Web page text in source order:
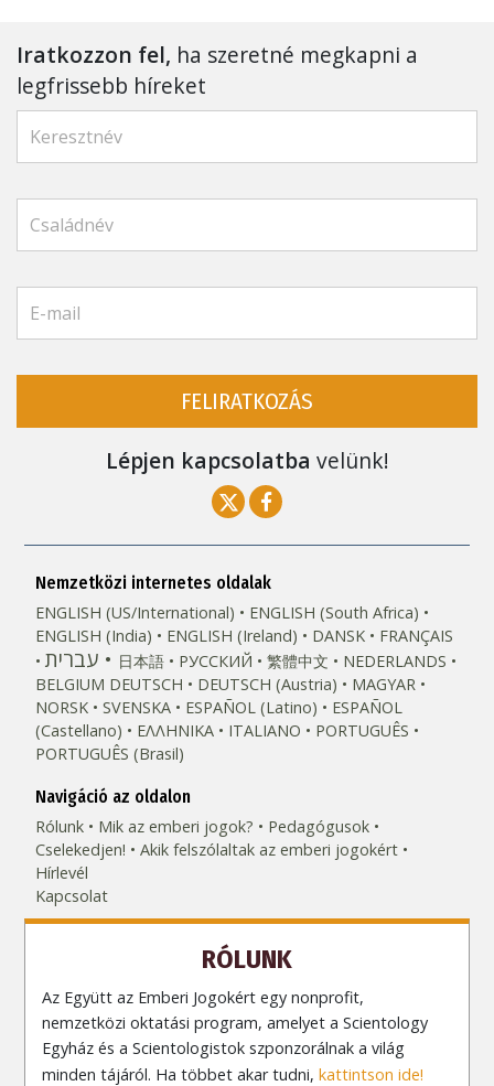
Iratkozzon fel, ha szeretné megkapni a
legfrissebb híreket
FELIRATKOZÁS
Lépjen kapcsolatba velünk!
Nemzetközi internetes oldalak
ENGLISH (US/International)
ENGLISH (South Africa)
ENGLISH (India)
ENGLISH (Ireland) DANSK FRANÇAIS
עברית 日本語 РУССКИЙ 繁體中文
NEDERLANDS
BELGIUM DEUTSCH DEUTSCH (Austria)
MAGYAR
NORSK
SVENSKA ESPAÑOL (Latino)
ESPAÑOL
(Castellano)
ΕΛΛΗΝΙΚA ITALIANO
PORTUGUÊS
PORTUGUÊS (Brasil)‎
Navigáció az oldalon
Rólunk
Mik az emberi jogok?
Pedagógusok
Cselekedjen!
Akik felszólaltak az emberi jogokért
Hírlevél
Kapcsolat
RÓLUNK
Az Együtt az Emberi Jogokért egy nonprofit,
nemzetközi oktatási program, amelyet a Scientology
Egyház és a Scientologistok szponzorálnak a világ
minden tájáról. Ha többet akar tudni,kattintson ide!